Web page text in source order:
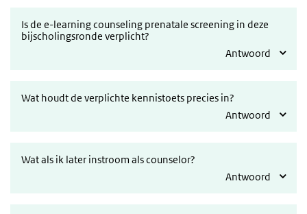
Is de e-learning counseling prenatale screening in deze
bijscholingsronde verplicht?
Antwoord
Wat houdt de verplichte kennistoets precies in?
Antwoord
Wat als ik later instroom als counselor?
Antwoord